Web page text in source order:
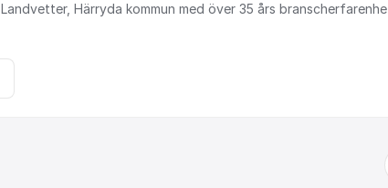
Landvetter, Härryda kommun med över 35 års